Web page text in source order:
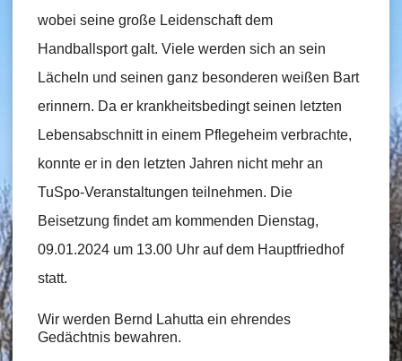
wobei seine große Leidenschaft dem
Handballsport galt. Viele werden sich an sein
Lächeln und seinen ganz besonderen weißen Bart
erinnern. Da er krankheitsbedingt seinen letzten
Lebensabschnitt in einem Pflegeheim verbrachte,
konnte er in den letzten Jahren nicht mehr an
TuSpo-Veranstaltungen teilnehmen. Die
Beisetzung findet am kommenden Dienstag,
09.01.2024 um 13.00 Uhr auf dem Hauptfriedhof
statt.
Wir werden Bernd Lahutta ein ehrendes
Gedächtnis bewahren.